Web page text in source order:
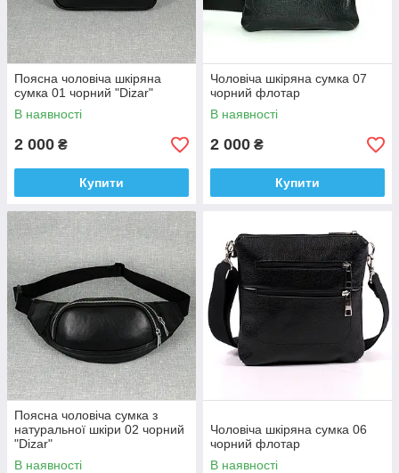
Поясна чоловіча шкіряна
сумка 01 чорний "Dizar"
В наявності
2 000 ₴
Купити
Чоловіча шкіряна сумка 07
чорний флотар
В наявності
2 000 ₴
Купити
Поясна чоловіча сумка з
натуральної шкіри 02 чорний
"Dizar"
В наявності
Чоловіча шкіряна сумка 06
чорний флотар
В наявності